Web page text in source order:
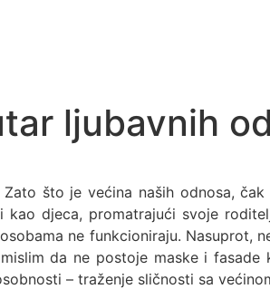
ljubavnih
što je većina naših odnosa,
djeca, promatrajući svoje
ne funkcioniraju.
da ne postoje maske i
– traženje sličnosti sa